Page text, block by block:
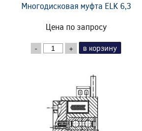
Многодисковая муфта ELK 6,3
Цена по запросу
- + в корзину